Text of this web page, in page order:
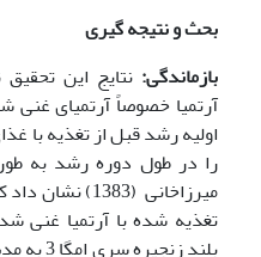
بحث و نتیجه گیری
بازماندگی: نتایج این
آرتمیا خصوصاً آرتمیای غنی
اولیه رشد قبل از تغذیه با
را در طول دوره رشد به
میرزاخانی
تغذیه شده با آرتمیا غنی